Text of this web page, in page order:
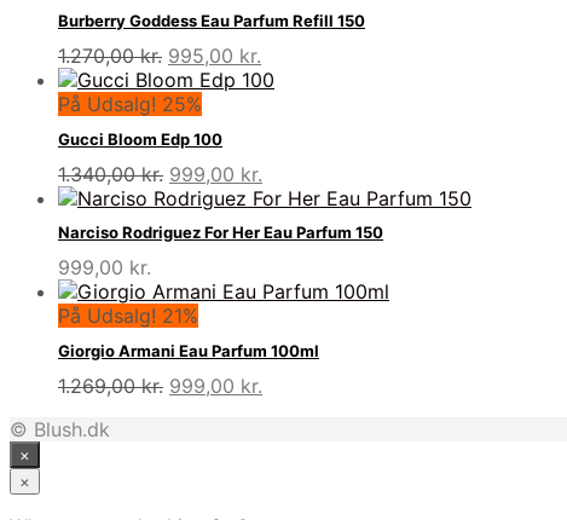
Burberry Goddess Eau Parfum Refill 150
1.270,00kr. Den
oprindelige
pris
var:
1.270,00 kr..
995,00 kr.
aktuelle
På Udsalg! 25%
Gucci Bloom Edp 100
1.340,00kr. Den
oprindelige
var:
999,00 kr.
aktuelle
pris
er:
Narciso Rodriguez For Her Eau Parfum 150
999,00 kr.
På Udsalg! 21%
Giorgio Armani Eau Parfum 100ml
1.269,00kr. Den
999,00 kr.
© Blush.dk
×
×